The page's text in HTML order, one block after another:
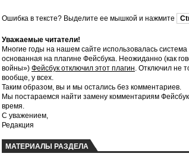
Ошибка в тексте? Выделите ее мышкой и нажмите
Уважаемые читатели!
Многие годы на нашем сайте использовалась
основанная на плагине Фейсбука. Неожиданно (как
войны») Фейсбук отключил этот плагин. Отключил не
вообще, у всех.
Таким образом, вы и мы остались без комментариев.
Мы постараемся найти замену комментариям
время.
С уважением,
Редакция
МАТЕРИАЛЫ РАЗДЕЛА